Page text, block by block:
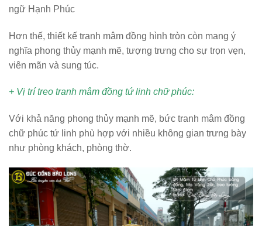
ngữ Hạnh Phúc
Hơn thế, thiết kế tranh mâm đồng hình tròn còn mang ý
nghĩa phong thủy mạnh mẽ, tượng trưng cho sự trọn vẹn,
viên mãn và sung túc.
+ Vị trí treo tranh mâm đồng tứ linh chữ phúc:
Với khả năng phong thủy mạnh mẽ, bức tranh mâm đồng
chữ phúc tứ linh phù hợp với nhiều không gian trưng bày
như phòng khách, phòng thờ.